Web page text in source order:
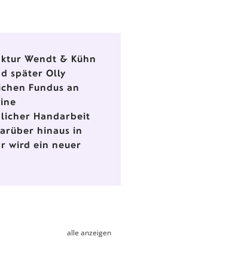
Wendt & Kühn
später Olly
Fundus an
Handarbeit
hinaus in
wird ein neuer
alle anzeigen